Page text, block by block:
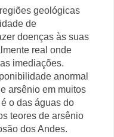
geológicas
de
doenças às suas
real onde
imediações.
anormal
arsênio em muitos
o das águas do
teores de arsênio
dos Andes.